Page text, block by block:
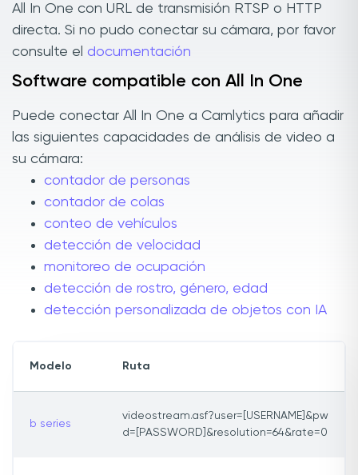
All In One con URL de transmisión RTSP o HTTP
directa. Si no pudo conectar su cámara, por favor
consulte el documentación
Software compatible con All In One
Puede conectar All In One a Camlytics para añadir
las siguientes capacidades de análisis de video a
su cámara:
contador de personas
contador de colas
conteo de vehículos
detección de velocidad
monitoreo de ocupación
detección de rostro, género, edad
detección personalizada de objetos con IA
Modelo Ruta
b series
videostream.asf?user=[USERNAME]&pw
d=[PASSWORD]&resolution=64&rate=0